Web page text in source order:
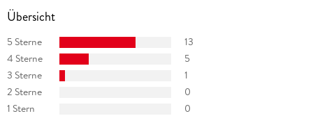
Übersicht
5 Sterne
13
4 Sterne
5
3 Sterne
1
2 Sterne
0
1 Stern
0